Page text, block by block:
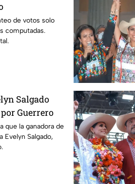
de votos solo
computadas.
Salgado
Guerrero
que la ganadora de
Evelyn Salgado,